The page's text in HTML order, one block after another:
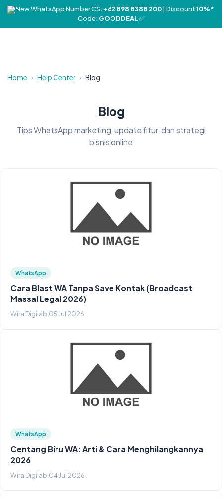
❤️ New WhatsApp Number CS: +62 898 8388 200| Discount10%*
Code: GOODDEAL✅
Home › Help Center › Blog
Blog
Tips WhatsApp marketing, update fitur, dan strategi
bisnis online
WhatsApp
Cara Blast WA Tanpa Save Kontak (Broadcast
Massal Legal 2026)
Wira Digilab·05 Jul 2026
WhatsApp
Centang Biru WA: Arti & Cara Menghilangkannya
2026
Wira Digilab·04 Jul 2026